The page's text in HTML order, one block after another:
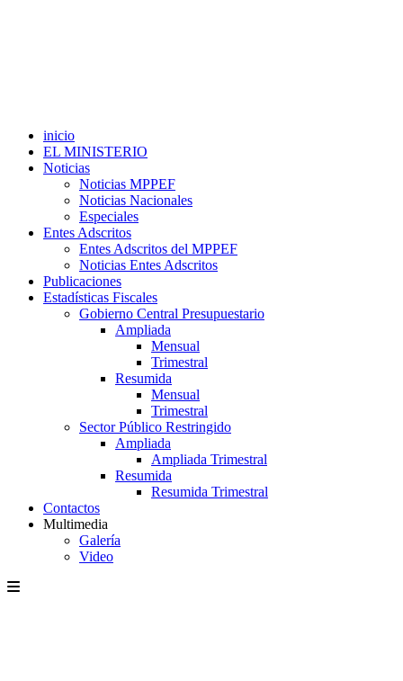
inicio
EL MINISTERIO
Noticias
Noticias MPPEF
Noticias Nacionales
Especiales
Entes Adscritos
Entes Adscritos del MPPEF
Noticias Entes Adscritos
Publicaciones
Estadísticas Fiscales
Gobierno Central Presupuestario
Ampliada
Mensual
Trimestral
Resumida
Mensual
Trimestral
Sector Público Restringido
Ampliada
Ampliada Trimestral
Resumida
Resumida Trimestral
Contactos
Multimedia
Galería
Video